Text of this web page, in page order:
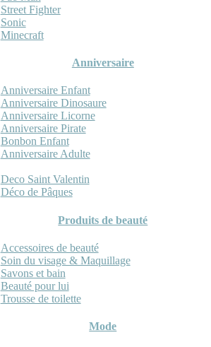
Street Fighter
Sonic
Minecraft
Anniversaire
Anniversaire Enfant
Anniversaire Dinosaure
Anniversaire Licorne
Anniversaire Pirate
Bonbon Enfant
Anniversaire Adulte
Deco Saint Valentin
Déco de Pâques
Produits de beauté
Accessoires de beauté
Soin du visage & Maquillage
Savons et bain
Beauté pour lui
Trousse de toilette
Mode